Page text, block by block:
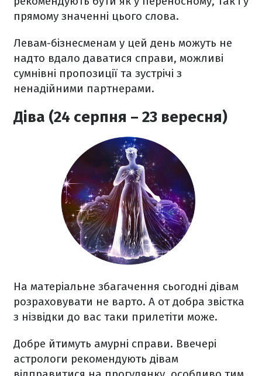
прямому значенні цього слова.
Левам-бізнесменам у цей день можуть не
надто вдало даватися справи, можливі
сумнівні пропозиції та зустрічі з
ненадійними партнерами.
Діва (24 серпня – 23 вересня)
На матеріальне збагачення сьогодні дівам
розраховувати не варто. А от добра звістка
з нізвідки до вас таки прилетіти може.
Добре йтимуть амурні справи. Ввечері
астрологи рекомендують дівам